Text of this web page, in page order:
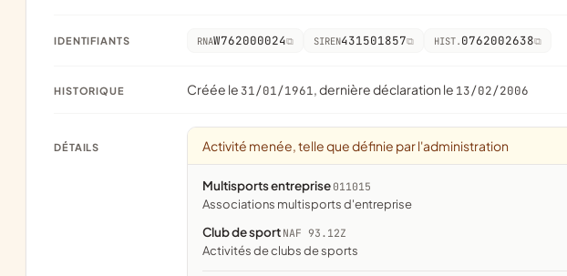
IDENTIFIANTS RNAW762000024 SIREN431501857 HIST. 0762002638
HISTORIQUE Créée le 31/01/1961, dernière déclaration le 13/02/2006
DÉTAILS Activité menée, telle que définie par l'administration
Multisports entreprise 011015
associations multisports d'entreprise
Club de sport NAF 93.12Z
Activités de clubs de sports